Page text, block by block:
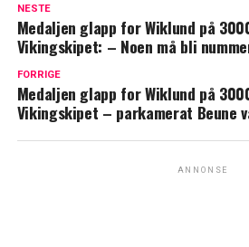
NESTE
Medaljen glapp for Wiklund på
Vikingskipet: – Noen må bli
FORRIGE
Medaljen glapp for Wiklund på
Vikingskipet – parkamerat Beune
ANNONSE